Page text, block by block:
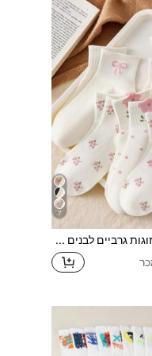
7
5 זוגות גרביים לבנים בסגנון פרפי למחצית השוק לילדים עם סרטים, נקודות ועיטור פרחים תלת-ממדיים, מתאימים לחזרה לבית הספר וללבישה בחוץ